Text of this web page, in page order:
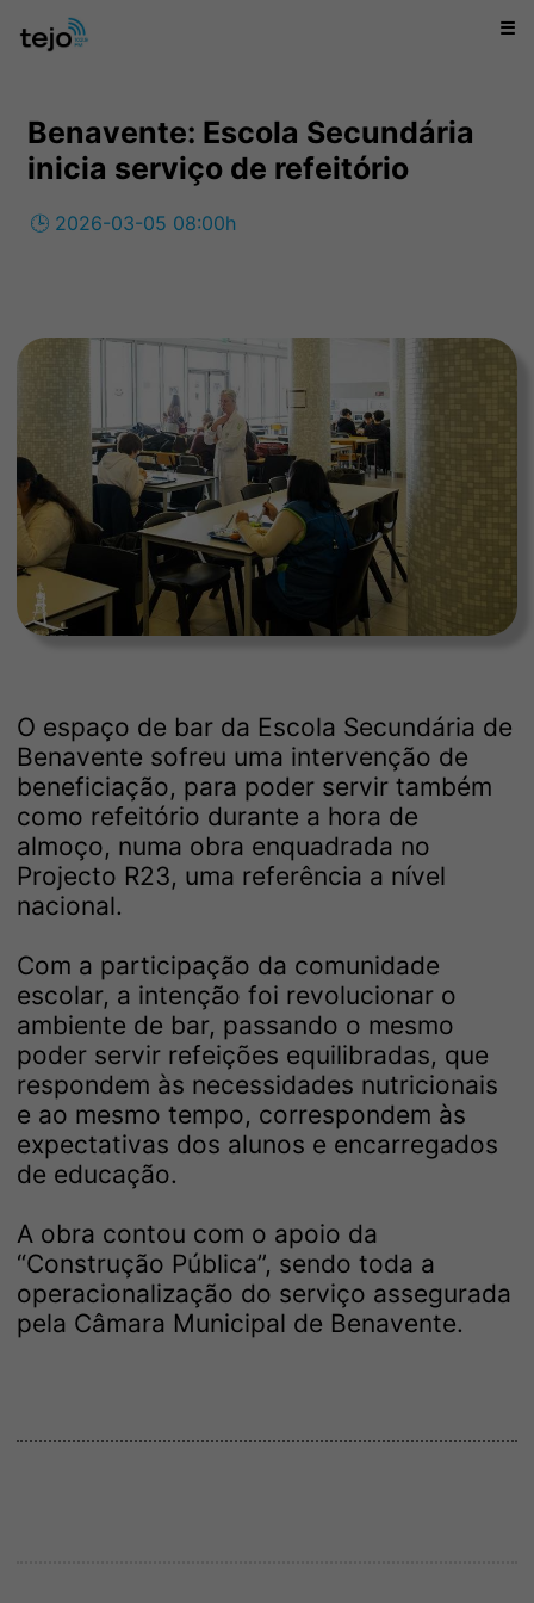
☰
Benavente: Escola Secundária
inicia serviço de refeitório
🕒 2026-03-05 08:00h
O espaço de bar da Escola Secundária de
Benavente sofreu uma intervenção de
beneficiação, para poder servir também
como refeitório durante a hora de
almoço, numa obra enquadrada no
Projecto R23, uma referência a nível
nacional.
Com a participação da comunidade
escolar, a intenção foi revolucionar o
ambiente de bar, passando o mesmo
poder servir refeições equilibradas, que
respondem às necessidades nutricionais
e ao mesmo tempo, correspondem às
expectativas dos alunos e encarregados
de educação.
A obra contou com o apoio da
“Construção Pública”, sendo toda a
operacionalização do serviço assegurada
pela Câmara Municipal de Benavente.